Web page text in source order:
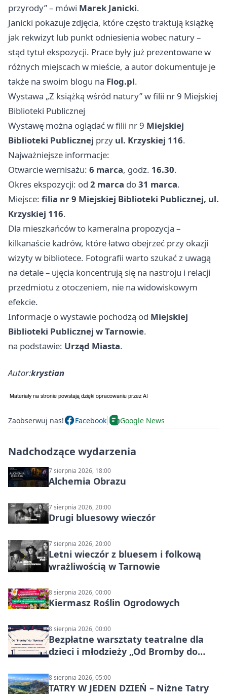
przyrody” – mówi Marek Janicki.
Janicki pokazuje zdjęcia, które często traktują książkę
jak rekwizyt lub punkt odniesienia wobec natury –
stąd tytuł ekspozycji. Prace były już prezentowane w
różnych miejscach w mieście, a autor dokumentuje je
także na swoim blogu na Flog.pl.
Wystawa „Z książką wśród natury” w filii nr 9 Miejskiej
Biblioteki Publicznej
Wystawę można oglądać w filii nr 9 Miejskiej
Biblioteki Publicznej przy ul. Krzyskiej 116.
Najważniejsze informacje:
Otwarcie wernisażu: 6 marca, godz. 16.30.
Okres ekspozycji: od 2 marca do31 marca.
Miejsce: filia nr 9 Miejskiej Biblioteki Publicznej, ul.
Krzyskiej 116.
Dla mieszkańców to kameralna propozycja –
kilkanaście kadrów, które łatwo obejrzeć przy okazji
wizyty w bibliotece. Fotografii warto szukać z uwagą
na detale – ujęcia koncentrują się na nastroju i relacji
przedmiotu z otoczeniem, nie na widowiskowym
efekcie.
Informacje o wystawie pochodzą od Miejskiej
Biblioteki Publicznej w Tarnowie.
na podstawie: Urząd Miasta.
Autor:krystian
Zaobserwuj nas! Facebook Google News
Nadchodzące wydarzenia
7 sierpnia 2026, 18:00
Alchemia Obrazu
7 sierpnia 2026, 20:00
Drugi bluesowy wieczór
7 sierpnia 2026, 20:00
Letni wieczór z bluesem i folkową
wrażliwością w Tarnowie
8 sierpnia 2026, 00:00
Kiermasz Roślin Ogrodowych
8 sierpnia 2026, 00:00
Bezpłatne warsztaty teatralne dla
dzieci i młodzieży „Od Bromby do
8 sierpnia 2026, 05:00
TATRY W JEDEN DZIEŃ – Niżne Tatry